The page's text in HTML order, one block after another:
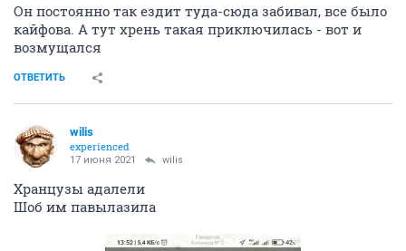
Он постоянно так ездит туда-сюда забивал, все было
кайфова. А тут хрень такая приключилась - вот и
возмущался
ОТВЕТИТЬ
wilis
experienced
17 июня 2021 wilis
Хранцузы адалели
Шоб им павылазила